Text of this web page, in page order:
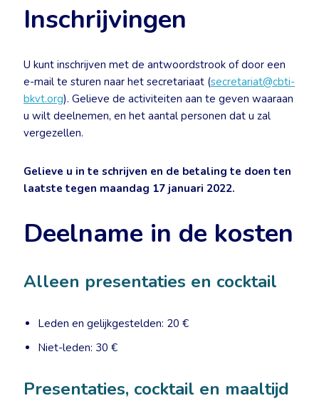
Inschrijvingen
U kunt inschrijven met de antwoordstrook of door een
e-mail te sturen naar het secretariaat (secretariat@cbti-
bkvt.org). Gelieve de activiteiten aan te geven waaraan
u wilt deelnemen, en het aantal personen dat u zal
vergezellen.
Gelieve u in te schrijven en de betaling te doen ten
laatste tegen maandag 17 januari 2022.
Deelname in de kosten
Alleen presentaties en cocktail
Leden en gelijkgestelden: 20 €
Niet-leden: 30 €
Presentaties, cocktail en maaltijd